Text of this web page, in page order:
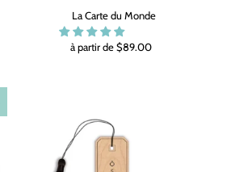
La Carte du Monde
à partir de $89.00